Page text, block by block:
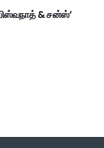
& சன்ஸ்’